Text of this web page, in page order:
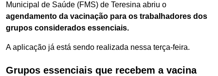
Municipal de Saúde (FMS) de Teresina abriu o
agendamento da vacinação para os trabalhadores dos
grupos considerados essenciais.
A aplicação já está sendo realizada nessa terça-feira.
Grupos essenciais que recebem a vacina